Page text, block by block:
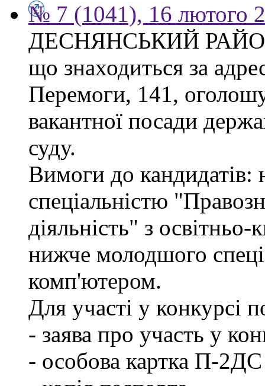
№ 7 (1041), 16 лютого
ДЕСНЯНСЬКИЙ
що знаходиться за
Перемоги, 141,
вакантної посади
суду.
Вимоги до кандидатів:
спеціальністю
діяльність" з
нижче молодшого
комп'ютером.
Для участі у конкурсі
- заява про участь у
- особова картка П-